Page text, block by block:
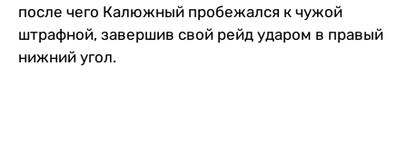
после чего Калюжный пробежался к чужой
штрафной, завершив свой рейд ударом в правый
нижний угол.